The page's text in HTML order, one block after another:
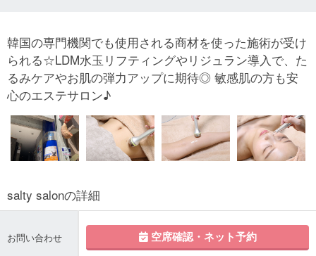
韓国の専門機関でも使用される商材を使った施術が受け
られる☆LDM水玉リフティングやリジュラン導入で、た
るみケアやお肌の弾力アップに期待◎ 敏感肌の方も安
心のエステサロン♪
salty salonの詳細
お問い合わせ 空席確認・ネット予約